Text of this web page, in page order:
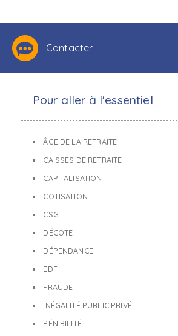
Contacter
Pour aller à l'essentiel
ÂGE DE LA RETRAITE
CAISSES DE RETRAITE
CAPITALISATION
COTISATION
CSG
DÉCOTE
DÉPENDANCE
EDF
FRAUDE
INÉGALITÉ PUBLIC PRIVÉ
PÉNIBILITÉ